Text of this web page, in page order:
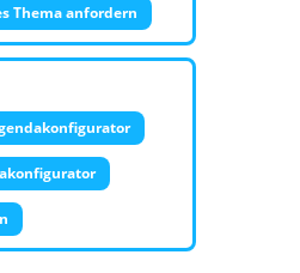
Thema anfordern